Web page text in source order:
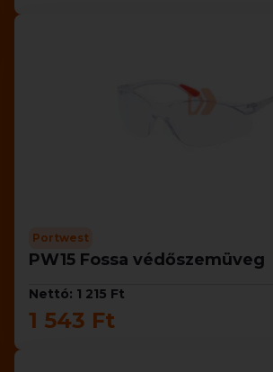
Portwest
PW15 Fossa védőszemüveg
Nettó: 1 215 Ft
1 543 Ft